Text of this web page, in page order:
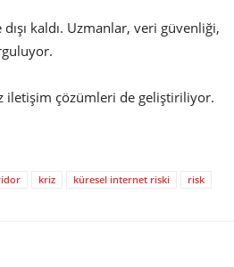
kaldı. Uzmanlar, veri güvenliği,
iletişim çözümleri de geliştiriliyor.
kriz küresel internet riski
risk